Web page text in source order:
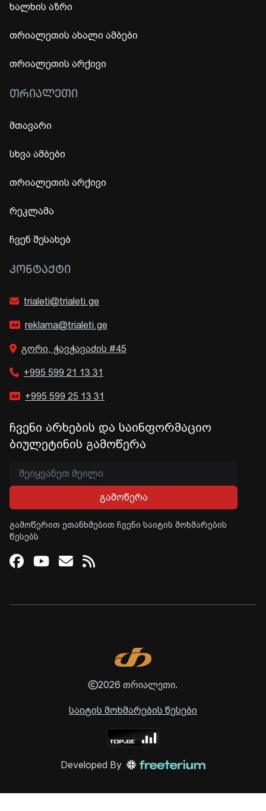
ხალხის აზრი
თრიალეთის ახალი ამბები
თრიალეთის არქივი
ᲗᲠᲘᲐᲚᲔᲗᲘ
მთავარი
სხვა ამბები
თრიალეთის არქივი
რეკლამა
ჩვენ შესახებ
ᲙᲝᲜᲢᲐᲥᲢᲘ
trialeti@trialeti.ge
reklama@trialeti.ge
გორი, ჭავჭავაძის #45
+995 599 21 13 31
+995 599 25 13 31
ჩვენი არხების და საინფორმაციო
ბიულეტინის გამოწერა
გამოწერა
გამოწერით ეთანხმებით ჩვენი საიტის მოხმარების
წესებს
Facebook
Youtube
Email
RSS
2026 თრიალეთი.
საიტის მოხმარების წესები
Developed By